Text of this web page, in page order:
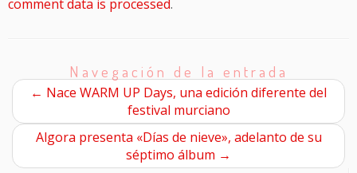
comment data is processed.
Navegación de la entrada
← Nace WARM UP Days, una edición diferente del
festival murciano
Algora presenta «Días de nieve», adelanto de su
séptimo álbum →